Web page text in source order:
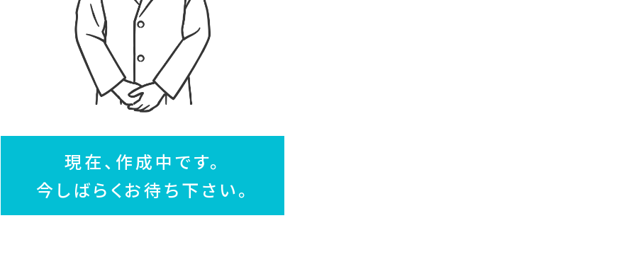
現在、作成中です。
今しばらくお待ち下さい。